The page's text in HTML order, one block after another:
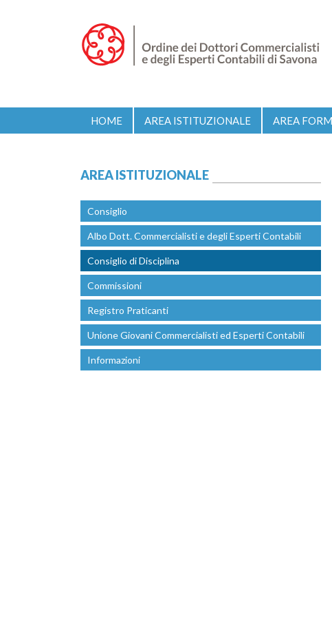
HOME AREA ISTITUZIONALE AREA
AREA ISTITUZIONALE
Consiglio
Albo Dott. Commercialisti e degli Esperti Contabili
Consiglio di Disciplina
Commissioni
Registro Praticanti
Unione Giovani Commercialisti ed Esperti Contabili
Informazioni